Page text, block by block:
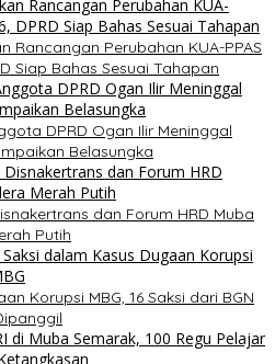
Rancangan Perubahan KUA-PPAS
Siap Bahas Sesuai Tahapan
DPRD Ogan Ilir Meninggal
Belasungka
dan Forum HRD Muba
Putih
Korupsi MBG, 16 Saksi dari BGN